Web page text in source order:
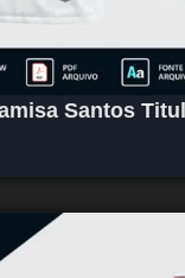
Santos